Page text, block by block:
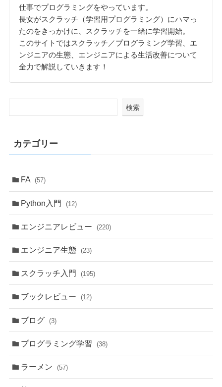
仕事でプログラミングをやっています。
長女がスクラッチ（学習用プログラミング）にハマっ
たのをきっかけに、スクラッチを一緒に学習開始。
このサイトではスクラッチ／プログラミング学習、エ
ンジニアの生態、エンジニアによる生活改善について
全力で解説していきます！
検索
カテゴリー
FA (57)
Python入門 (12)
エンジニアレビュー (220)
エンジニア生態 (23)
スクラッチ入門 (195)
ブックレビュー (12)
ブログ (3)
プログラミング学習 (38)
ラーメン (57)